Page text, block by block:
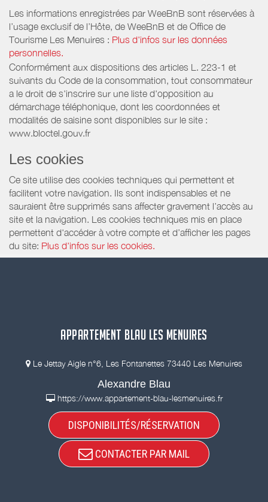
Les informations enregistrées par WeeBnB sont réservées à
l’usage exclusif de l’Hôte, de WeeBnB et de Office de
Tourisme Les Menuires : Plus d'infos sur les données
personnelles.
Conformément aux dispositions des articles L. 223-1 et
suivants du Code de la consommation, tout consommateur
a le droit de s'inscrire sur une liste d'opposition au
démarchage téléphonique, dont les coordonnées et
modalités de saisine sont disponibles sur le site :
www.bloctel.gouv.fr
Les cookies
Ce site utilise des cookies techniques qui permettent et
facilitent votre navigation. Ils sont indispensables et ne
sauraient être supprimés sans affecter gravement l’accès au
site et la navigation. Les cookies techniques mis en place
permettent d'accéder à votre compte et d’afficher les pages
du site: Plus d'infos sur les cookies.
APPARTEMENT BLAU LES MENUIRES
Le Jettay Aigle n°6, Les Fontanettes 73440 Les Menuires
Alexandre Blau
https://www.appartement-blau-lesmenuires.fr
DISPONIBILITÉS/RÉSERVATION
CONTACTER PAR MAIL